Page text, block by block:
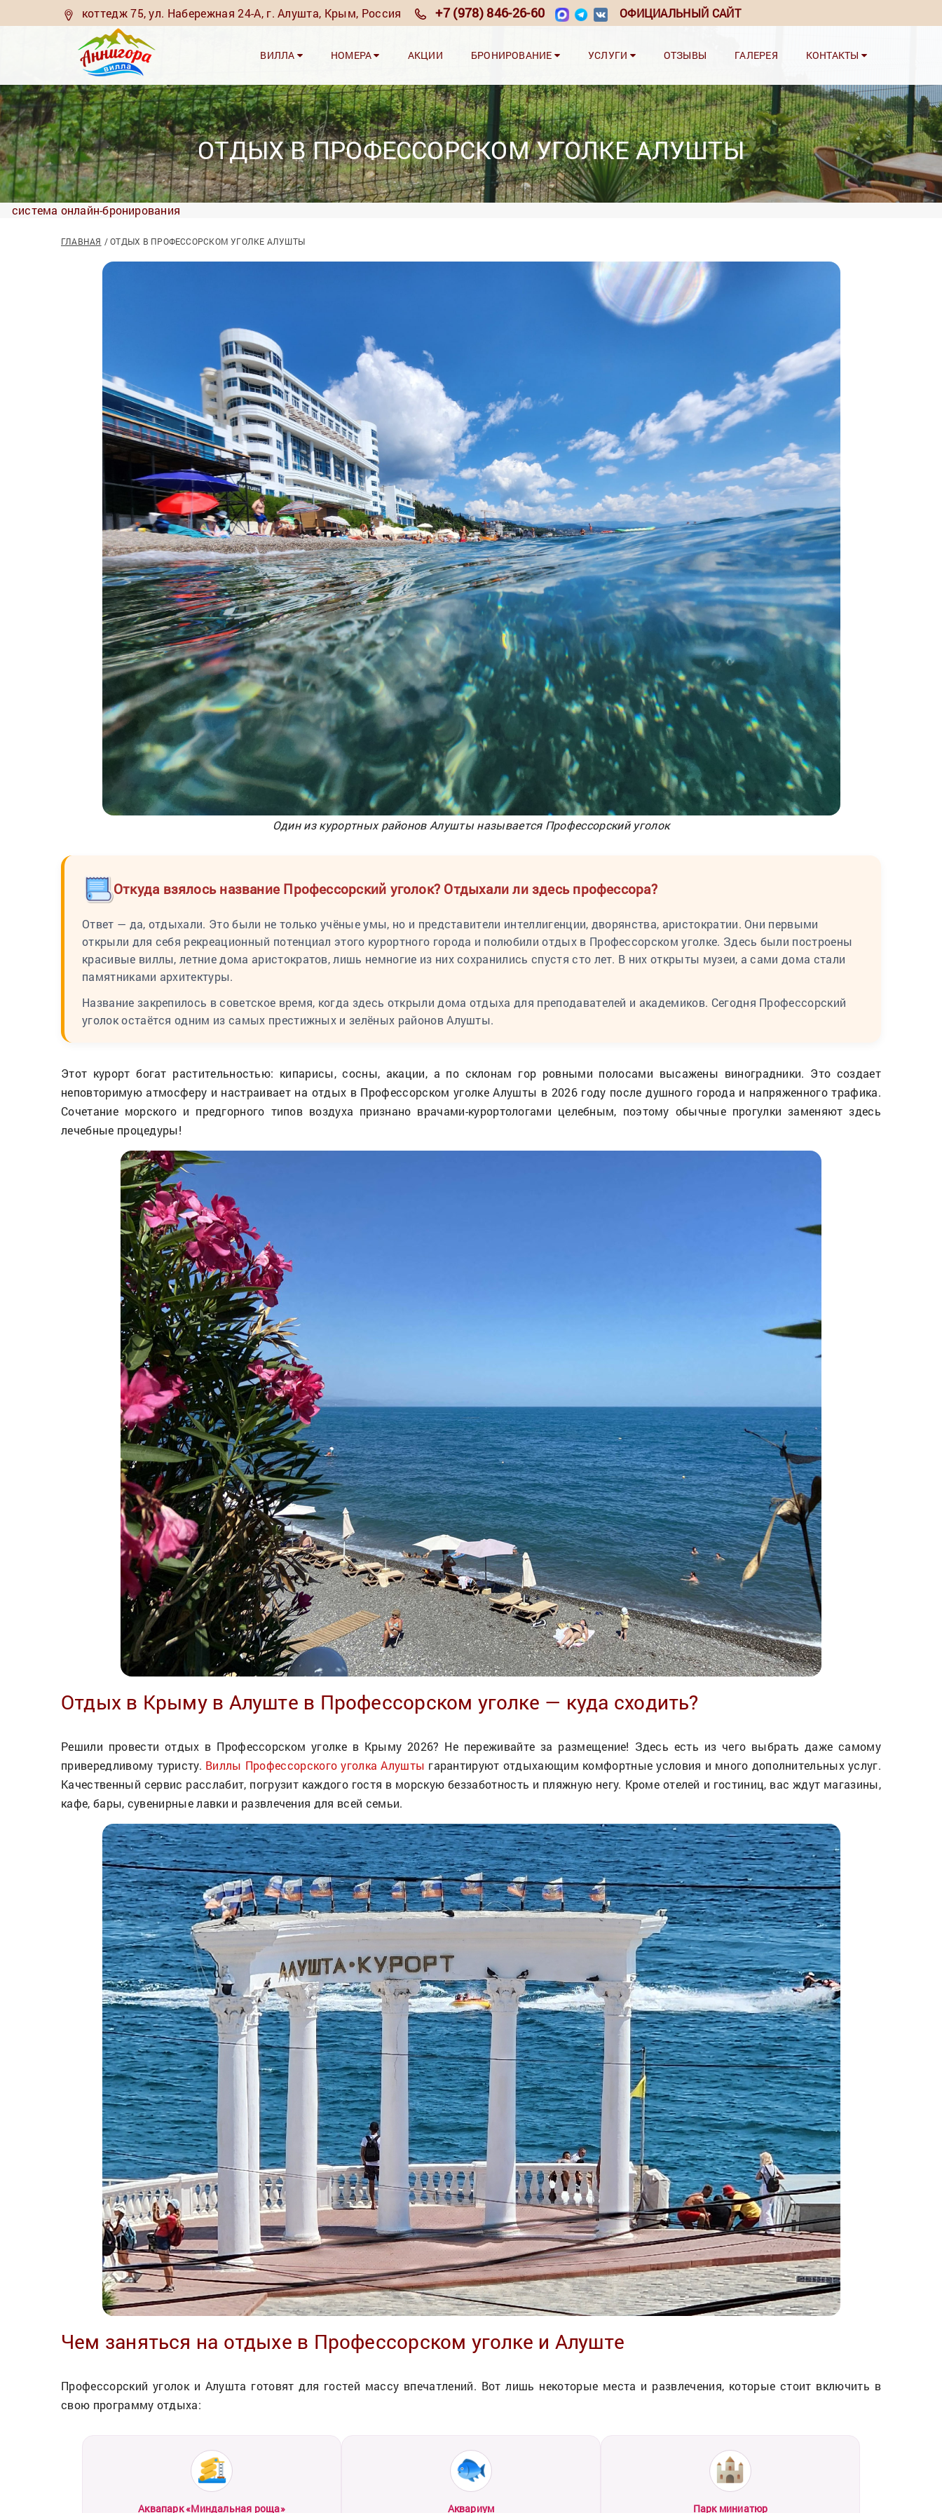
коттедж 75, ул. Набережная 24-А, г. Алушта, Крым, Россия +7 (978) 846-26-60 ОФИЦИАЛЬНЫЙ САЙТ
ВИЛЛА НОМЕРА АКЦИИ БРОНИРОВАНИЕ УСЛУГИ ОТЗЫВЫ ГАЛЕРЕЯ КОНТАКТЫ
ОТДЫХ В ПРОФЕССОРСКОМ УГОЛКЕ АЛУШТЫ
система онлайн-бронирования
ГЛАВНАЯ ОТДЫХ В ПРОФЕССОРСКОМ УГОЛКЕ АЛУШТЫ
Один из курортных районов Алушты называется Профессорский уголок
Откуда взялось название Профессорский уголок? Отдыхали ли здесь профессора?
Ответ — да, отдыхали. Это были не только учёные умы, но и представители интеллигенции, дворянства, аристократии. Они первыми
открыли для себя рекреационный потенциал этого курортного города и полюбили отдых в Профессорском уголке. Здесь были построены
красивые виллы, летние дома аристократов, лишь немногие из них сохранились спустя сто лет. В них открыты музеи, а сами дома стали
памятниками архитектуры.
Название закрепилось в советское время, когда здесь открыли дома отдыха для преподавателей и академиков. Сегодня Профессорский
уголок остаётся одним из самых престижных и зелёных районов Алушты.
Этот курорт богат растительностью: кипарисы, сосны, акации, а по склонам гор ровными полосами высажены виноградники. Это создает
неповторимую атмосферу и настраивает на отдых в Профессорском уголке Алушты в 2026 году после душного города и напряженного трафика.
Сочетание морского и предгорного типов воздуха признано врачами-курортологами целебным, поэтому обычные прогулки заменяют здесь
лечебные процедуры!
Отдых в Крыму в Алуште в Профессорском уголке — куда сходить?
Решили провести отдых в Профессорском уголке в Крыму 2026? Не переживайте за размещение! Здесь есть из чего выбрать даже самому
привередливому туристу. Виллы Профессорского уголка Алушты гарантируют отдыхающим комфортные условия и много дополнительных услуг.
Качественный сервис расслабит, погрузит каждого гостя в морскую беззаботность и пляжную негу. Кроме отелей и гостиниц, вас ждут магазины,
кафе, бары, сувенирные лавки и развлечения для всей семьи.
Чем заняться на отдыхе в Профессорском уголке и Алуште
Профессорский уголок и Алушта готовят для гостей массу впечатлений. Вот лишь некоторые места и развлечения, которые стоит включить в
свою программу отдыха:
Аквапарк «Миндальная роща» Аквариум Парк миниатюр